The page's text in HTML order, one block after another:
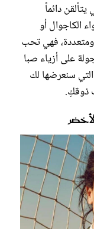
دائماً
الكاجوال أو
ومتعددة، فهي تحب
على أزياء صبا
التي سنعرضها لك
ذوقكِ.